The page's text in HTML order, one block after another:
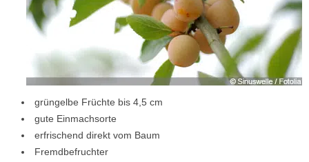
grüngelbe Früchte bis 4,5 cm
gute Einmachsorte
erfrischend direkt vom Baum
Fremdbefruchter